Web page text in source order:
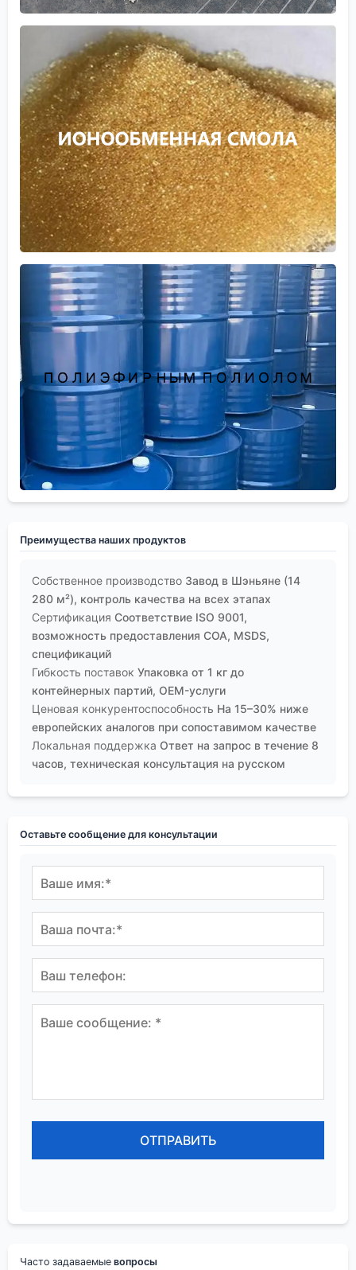
Преимущества наших продуктов
Собственное производство Завод в Шэньяне (14
280 м²), контроль качества на всех этапах
Сертификация Соответствие ISO 9001,
возможность предоставления COA, MSDS,
спецификаций
Гибкость поставок Упаковка от 1 кг до
контейнерных партий, OEM-услуги
Ценовая конкурентоспособность На 15–30% ниже
европейских аналогов при сопоставимом качестве
Локальная поддержка Ответ на запрос в течение 8
часов, техническая консультация на русском
Оставьте сообщение для консультации
Часто задаваемые вопросы